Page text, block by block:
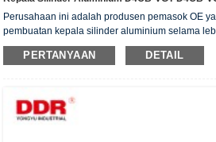
Perusahaan ini adalah produsen pemasok OE
pembuatan kepala silinder aluminium selama
adalah pada kualitas dan layanan. Kepala
sertifikat otentikasi ISO16949, "Kepala silinder
PERTANYAAN DETAIL